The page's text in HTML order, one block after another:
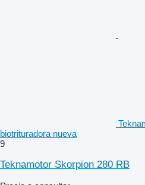
biotrituradora nueva
9
Teknamotor Skorpion 280 RB